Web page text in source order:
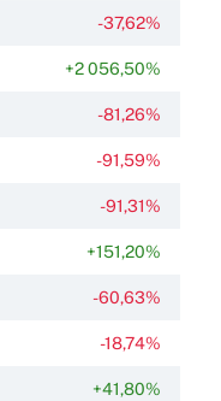
-37,62%
+2 056,50%
-81,26%
-91,59%
-91,31%
+151,20%
-60,63%
-18,74%
+41,80%